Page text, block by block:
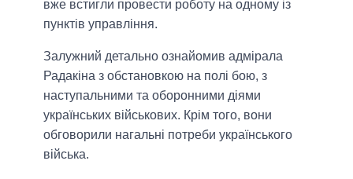
вже встигли провести роботу на одному із
пунктів управління.
Залужний детально ознайомив адмірала
Радакіна з обстановкою на полі бою, з
наступальними та оборонними діями
українських військових. Крім того, вони
обговорили нагальні потреби українського
війська.